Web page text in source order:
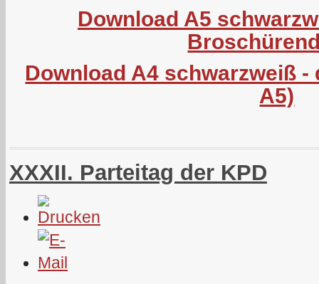
Download A5
Download A4 schwarzweiß
A5)
XXXII. Parteitag der KPD